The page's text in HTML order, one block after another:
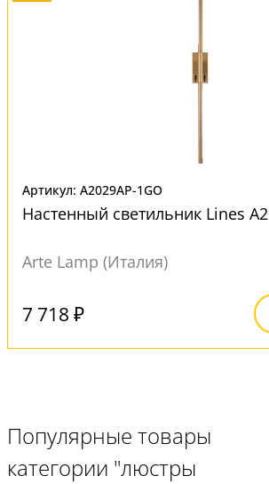
Артикул: A2029AP-1GO
Настенный светильник Lines
Arte Lamp (Италия)
7 718 ₽
Популярные товары
категории "люстры